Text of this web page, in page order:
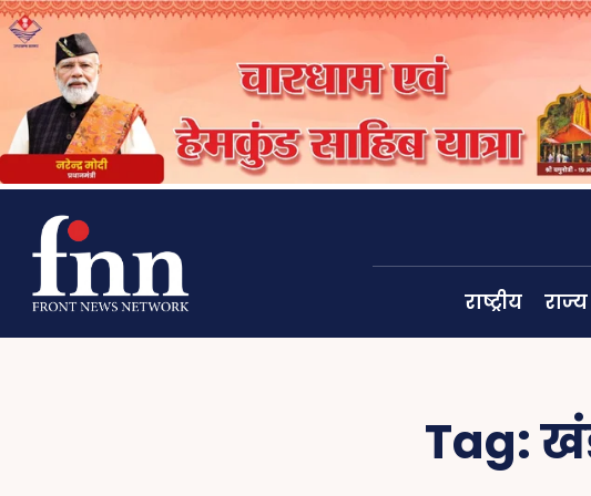
राष्ट्रीय राज्य
Tag: